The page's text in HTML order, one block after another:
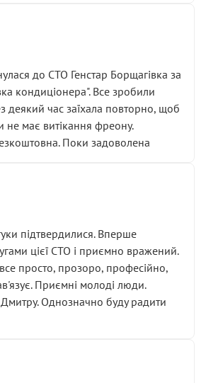
до СТО Генстар Борщагівка за
кондиціонера". Все зробили
деякий час заїхала повторно, щоб
не має витікання фреону.
Поки задоволена
підтвердилися. Вперше
цієї СТО і приємно вражений.
просто, прозоро, професійно,
Приємні молоді люди.
Однозначно буду радити